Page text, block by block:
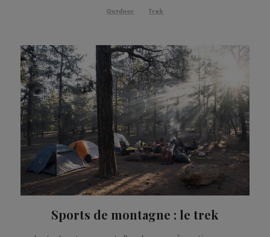
Outdoor Trek
Sports de montagne : le trek